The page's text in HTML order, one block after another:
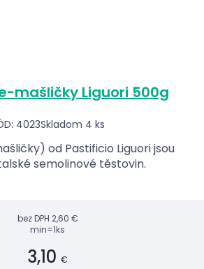
mašličky Liguori 500g
4023Skladom 4 ks
od Pastificio Liguori jsou
semolinové těstovin.
bez DPH 2,60 €
min=1ks
3,10 €